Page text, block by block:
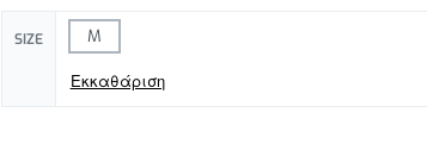
SIZE M
Εκκαθάριση